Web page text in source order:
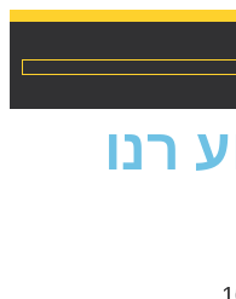
רנו